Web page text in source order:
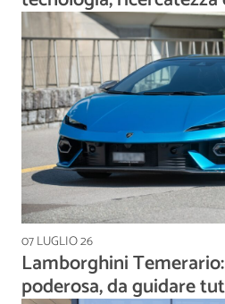
07 LUGLIO 26
Lamborghini
poderosa, da guidare